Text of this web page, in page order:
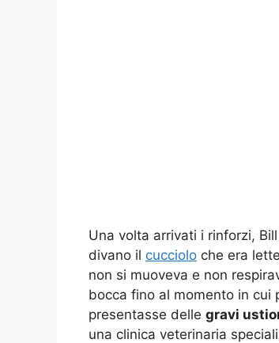
Una volta arrivati i rinforzi,
divano il cucciolo che era
non si muoveva e non
bocca fino al momento in cui
presentasse delle gravi
una clinica veterinaria